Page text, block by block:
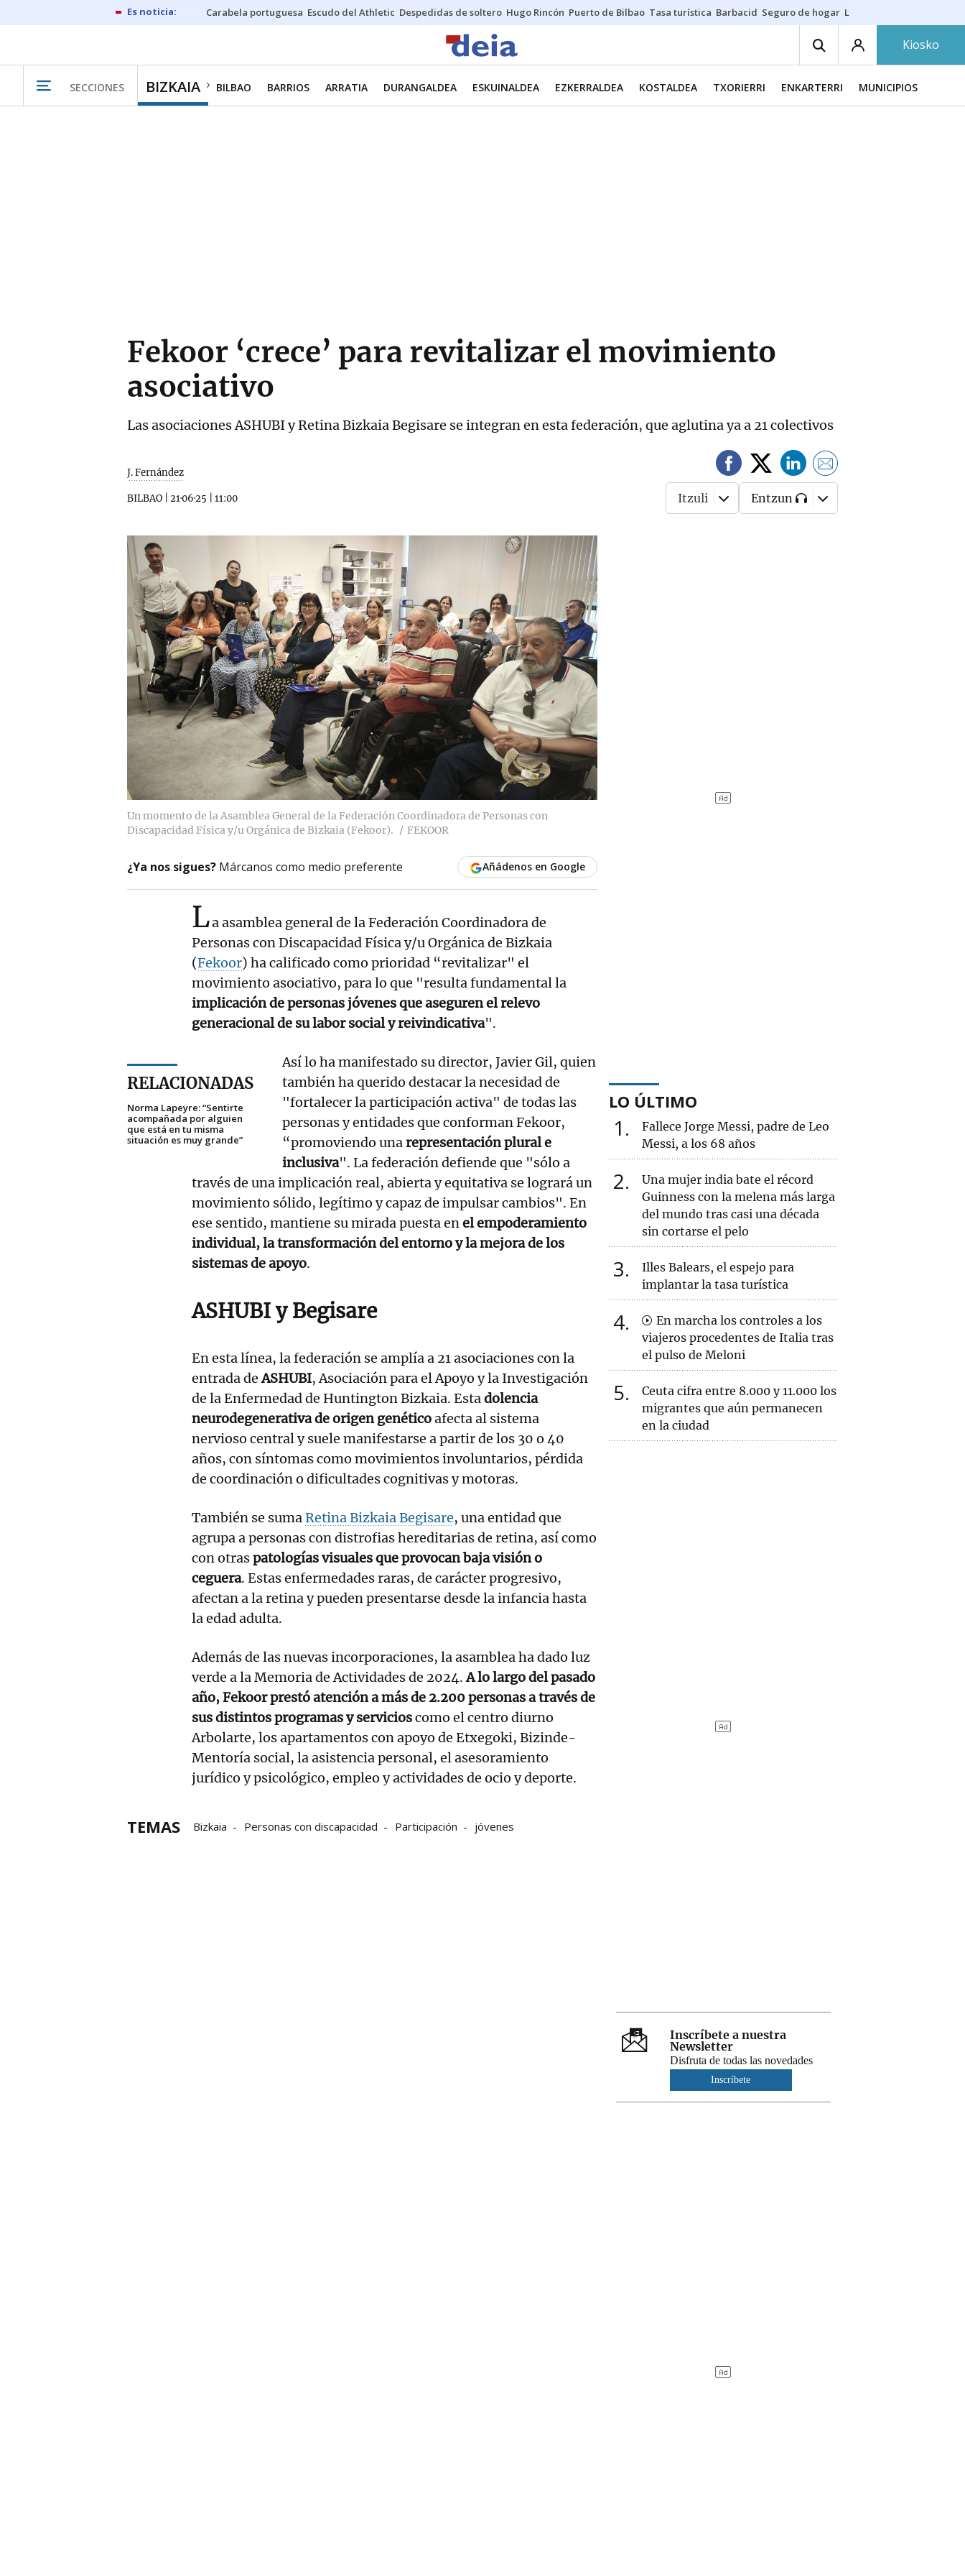
Carabela portuguesa Escudo del Athletic Despedidas de soltero Hugo Rincón Puerto de Bilbao Tasa turística Barbacid Seguro de hogar Lío Athletic-Osasuna
Kiosko
SECCIONES BIZKAIA BILBAO BARRIOS ARRATIA DURANGALDEA ESKUINALDEA EZKERRALDEA KOSTALDEA TXORIERRI ENKARTERRI MUNICIPIOS
Fekoor ‘crece’ para revitalizar el movimiento
asociativo
Las asociaciones ASHUBI y Retina Bizkaia Begisare se integran en esta federación, que aglutina ya a 21 colectivos
J. Fernández
BILBAO 21·06·25 11:00 Itzuli Entzun
Un momento de la Asamblea General de la Federación Coordinadora de Personas con
Discapacidad Física y/u Orgánica de Bizkaia (Fekoor).
FEKOOR
¿Ya nos sigues? Márcanos como medio preferente Añádenos en Google
La asamblea general de la Federación Coordinadora de
Personas con Discapacidad Física y/u Orgánica de Bizkaia
(Fekoor) ha calificado como prioridad “revitalizar" el
movimiento asociativo, para lo que "resulta fundamental la
implicación de personas jóvenes que aseguren el relevo
generacional de su labor social y reivindicativa".
RELACIONADAS
Norma Lapeyre: “Sentirte
acompañada por alguien
que está en tu misma
situación es muy grande”
Así lo ha manifestado su director, Javier Gil, quien
también ha querido destacar la necesidad de
"fortalecer la participación activa" de todas las
personas y entidades que conforman Fekoor,
“promoviendo unarepresentación plural e
inclusiva". La federación defiende que "sólo a
través de una implicación real, abierta y equitativa se logrará un
movimiento sólido, legítimo y capaz de impulsar cambios". En
ese sentido, mantiene su mirada puesta enel empoderamiento
individual, la transformación del entorno y la mejora de los
sistemas de apoyo.
ASHUBI y Begisare
En esta línea, la federación se amplía a 21 asociaciones con la
entrada deASHUBI, Asociación para el Apoyo y la Investigación
de la Enfermedad de Huntington Bizkaia. Estadolencia
neurodegenerativa de origen genéticoafecta al sistema
nervioso central y suele manifestarse a partir de los 30 o 40
años, con síntomas como movimientos involuntarios, pérdida
de coordinación o dificultades cognitivas y motoras.
También se sumaRetina Bizkaia Begisare, una entidad que
agrupa a personas con distrofias hereditarias de retina, así como
con otraspatologías visuales que provocan baja visión o
ceguera. Estas enfermedades raras, de carácter progresivo,
afectan a la retina y pueden presentarse desde la infancia hasta
la edad adulta.
Además de las nuevas incorporaciones, la asamblea ha dado luz
verde a la Memoria de Actividades de 2024.A lo largo del pasado
año, Fekoor prestó atención a más de 2.200 personas a través de
sus distintos programas y servicioscomo el centro diurno
Arbolarte, los apartamentos con apoyo de Etxegoki, Bizinde-
Mentoría social, la asistencia personal, el asesoramiento
jurídico y psicológico, empleo y actividades de ocio y deporte.
TEMAS Bizkaia Personas con discapacidad Participación jóvenes
LO ÚLTIMO
1
Fallece Jorge Messi, padre de Leo
Messi, a los 68 años
2
Una mujer india bate el récord
Guinness con la melena más larga
del mundo tras casi una década
sin cortarse el pelo
3
Illes Balears, el espejo para
implantar la tasa turística
4
En marcha los controles a los
viajeros procedentes de Italia tras
el pulso de Meloni
5
Ceuta cifra entre 8.000 y 11.000 los
migrantes que aún permanecen
en la ciudad
Inscríbete a nuestra
Newsletter
Disfruta de todas las novedades
Inscríbete